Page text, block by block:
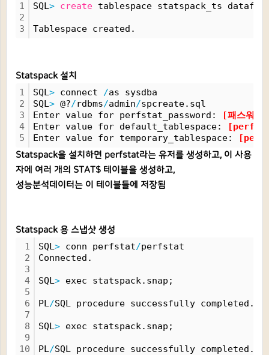
1
2
3
SQL> create tablespace statspack_ts
Tablespace created.
Statspack 설치
1
2
3
4
5
SQL> connect /as sysdba
SQL> @?/rdbms/admin/spcreate.sql
Enter value for perfstat_password:
[패스워드
Enter value for default_tablespace:
[perfstat
Enter value for temporary_tablespace:
Statspack을 설치하면 perfstat라는 유저를 생성하고, 이 사용
자에 여러 개의 STAT$ 테이블을 생성하고,
성능분석데이터는 이 테이블들에 저장됨
Statspack 용 스냅샷 생성
1
2
3
4
5
6
7
8
9
10
SQL> conn perfstat/perfstat
Connected.
SQL> exec statspack.snap;
PL/SQL procedure successfully completed.
SQL> exec statspack.snap;
PL/SQL procedure successfully completed.